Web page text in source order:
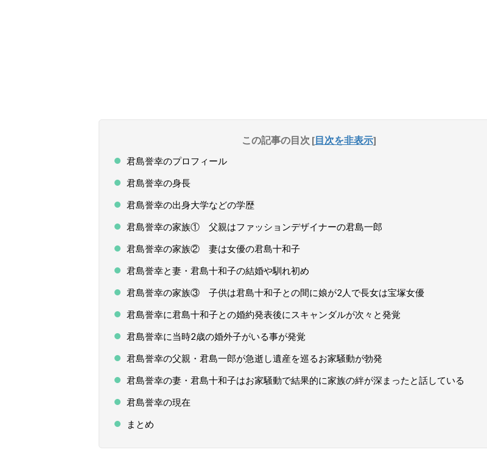
この記事の目次 [目次を非表示]
君島誉幸のプロフィール
君島誉幸の身長
君島誉幸の出身大学などの学歴
君島誉幸の家族① 父親はファッションデザイナーの君島一郎
君島誉幸の家族② 妻は女優の君島十和子
君島誉幸と妻・君島十和子の結婚や馴れ初め
君島誉幸の家族③ 子供は君島十和子との間に娘が2人で長女は宝塚女優
君島誉幸に君島十和子との婚約発表後にスキャンダルが次々と発覚
君島誉幸に当時2歳の婚外子がいる事が発覚
君島誉幸の父親・君島一郎が急逝し遺産を巡るお家騒動が勃発
君島誉幸の妻・君島十和子はお家騒動で結果的に家族の絆が深まったと話している
君島誉幸の現在
まとめ